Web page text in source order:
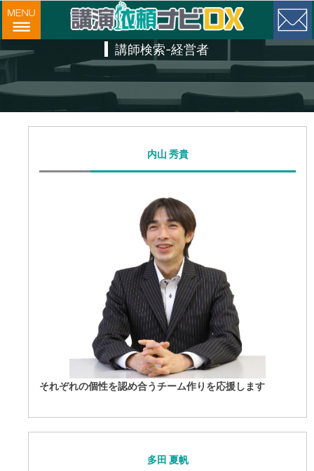
講師検索-経営者
内山 秀貴
それぞれの個性を認め合うチーム作りを応援します
多田 夏帆